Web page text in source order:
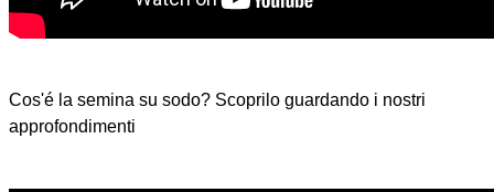
Cos'é la semina su sodo? Scoprilo guardando i nostri
approfondimenti